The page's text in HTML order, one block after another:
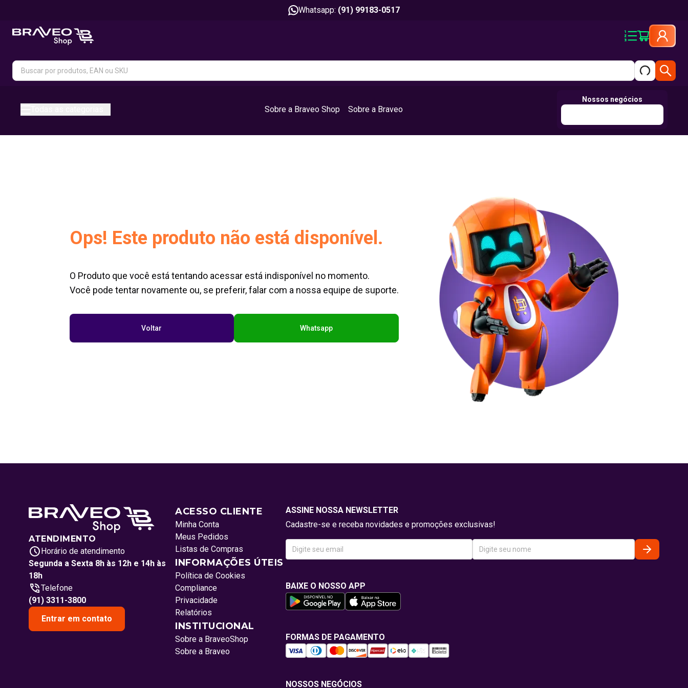
Whatsapp: (91) 99183-0517
Sobre a Braveo Shop Sobre a Braveo
Nossos negócios
Ops! Este produto não está disponível.
O Produto que você está tentando acessar está indisponível no momento.
Você pode tentar novamente ou, se preferir, falar com a nossa equipe de suporte.
Voltar Whatsapp
ATENDIMENTO
Horário de atendimento
Segunda a Sexta 8h às 12h e 14h às
18h
Telefone
(91) 3311-3800
Entrar em contato
ACESSO CLIENTE
Minha Conta
Meus Pedidos
Listas de Compras
INFORMAÇÕES ÚTEIS
Política de Cookies
Compliance
Privacidade
Relatórios
INSTITUCIONAL
Sobre a BraveoShop
Sobre a Braveo
ASSINE NOSSA NEWSLETTER
Cadastre-se e receba novidades e promoções exclusivas!
BAIXE O NOSSO APP
FORMAS DE PAGAMENTO
NOSSOS NEGÓCIOS